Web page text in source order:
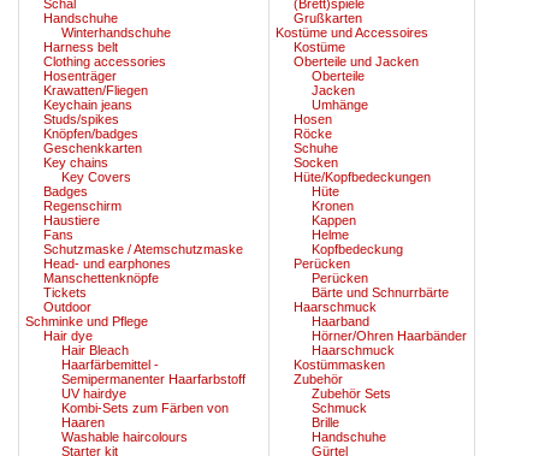
Schal
Handschuhe
Winterhandschuhe
Harness belt
Clothing accessories
Hosenträger
Krawatten/Fliegen
Keychain jeans
Studs/spikes
Knöpfen/badges
Geschenkkarten
Key chains
Key Covers
Badges
Regenschirm
Haustiere
Fans
Schutzmaske / Atemschutzmaske
Head- und earphones
Manschettenknöpfe
Tickets
Outdoor
Schminke und Pflege
Hair dye
Hair Bleach
Haarfärbemittel -
Semipermanenter Haarfarbstoff
UV hairdye
Kombi-Sets zum Färben von
Haaren
Washable haircolours
Starter kit
(Brett)spiele
Grußkarten
Kostüme und Accessoires
Kostüme
Oberteile und Jacken
Oberteile
Jacken
Umhänge
Hosen
Röcke
Schuhe
Socken
Hüte/Kopfbedeckungen
Hüte
Kronen
Kappen
Helme
Kopfbedeckung
Perücken
Perücken
Bärte und Schnurrbärte
Haarschmuck
Haarband
Hörner/Ohren Haarbänder
Haarschmuck
Kostümmasken
Zubehör
Zubehör Sets
Schmuck
Brille
Handschuhe
Gürtel